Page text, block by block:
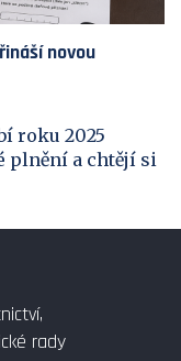
novou
roku 2025
plnění a chtějí si
rady